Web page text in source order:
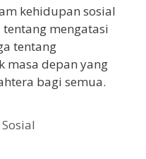
kehidupan sosial
mengatasi
tentang
masa depan yang
bagi semua.